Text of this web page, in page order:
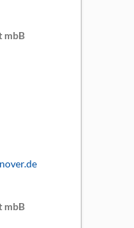
mbB
mbB